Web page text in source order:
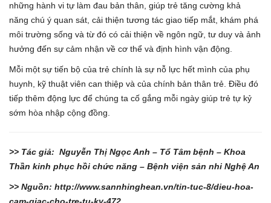
những hành vi tự làm đau bản thân, giúp trẻ tăng cường khả
năng chú ý quan sát, cải thiện tương tác giao tiếp mắt, khám phá
môi trường sống và từ đó có cải thiện về ngôn ngữ, tư duy và ảnh
hưởng đến sự cảm nhận về cơ thể và định hình vận động.
Mỗi một sự tiến bộ của trẻ chính là sự nỗ lực hết mình của phụ
huynh, kỹ thuật viên can thiệp và của chính bản thân trẻ. Điều đó
tiếp thêm động lực để chúng ta cố gắng mỗi ngày giúp trẻ tự kỷ
sớm hòa nhập cộng đồng.
>> Tác giả: Nguyễn Thị Ngọc Anh – Tổ Tâm bệnh – Khoa
Thần kinh phục hồi chức năng – Bệnh viện sản nhi Nghệ An
>> Nguồn: http://www.sannhinghean.vn/tin-tuc-8/dieu-hoa-